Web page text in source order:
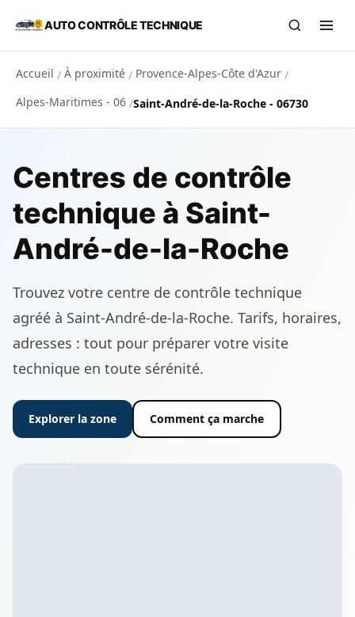
Aller au contenu principal
AUTO CONTRÔLE TECHNIQUE
Accueil / À proximité / Provence-Alpes-Côte d'Azur /
Alpes-Maritimes - 06 /Saint-André-de-la-Roche - 06730
Centres de contrôle
technique à Saint-
André-de-la-Roche
Trouvez votre centre de contrôle technique
agréé à Saint-André-de-la-Roche. Tarifs, horaires,
adresses : tout pour préparer votre visite
technique en toute sérénité.
Explorer la zone Comment ça marche